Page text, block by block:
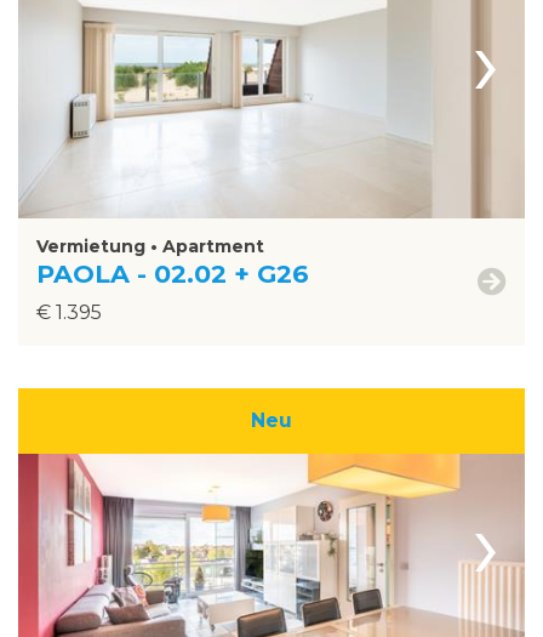
›
Vermietung • Apartment
PAOLA - 02.02 + G26
€ 1.395
Neu
›